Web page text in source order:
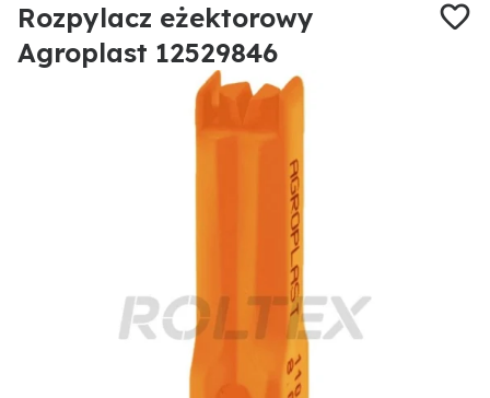
Rozpylacz eżektorowy
Agroplast 12529846